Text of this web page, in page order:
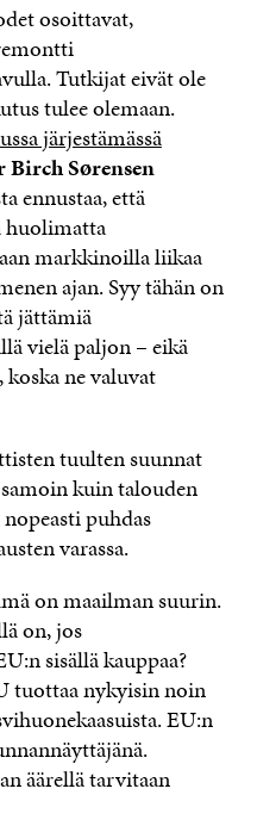
osoittavat,
Tutkijat eivät ole
tulee olemaan.
järjestämässä
Birch Sørensen
ennustaa, että
huolimatta
markkinoilla liikaa
ajan. Syy tähän on
jättämiä
vielä paljon – eikä
ne valuvat
tuulten suunnat
kuin talouden
puhdas
varassa.
on maailman suurin.
on, jos
sisällä kauppaa?
tuottaa nykyisin noin
EU:n
äärellä tarvitaan